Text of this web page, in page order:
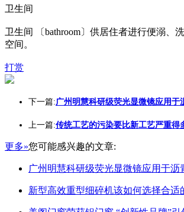
卫生间
卫生间 〔bathroom〕供居住者进行便溺、
空间。
打赏
下一篇:广州明慧科研级荧光显微镜应用于
上一篇:传统工艺的污染要比新工艺严重得
更多»您可能感兴趣的文章:
广州明慧科研级荧光显微镜应用于沥
新型高效重型细碎机该如何选择合适